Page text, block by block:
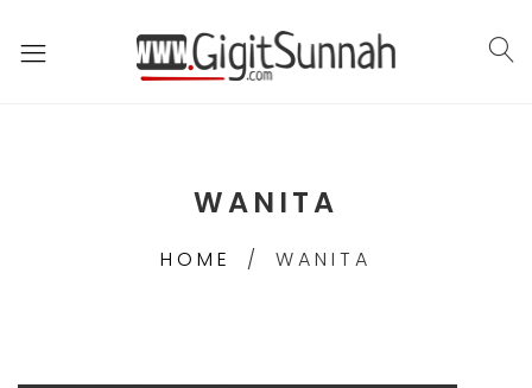
WANITA
HOME WANITA